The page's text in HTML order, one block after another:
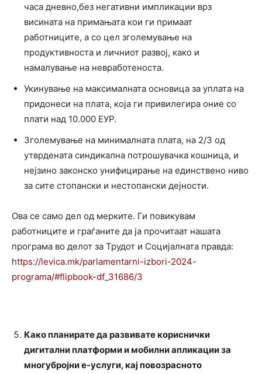
часа дневно,без негативни импликации врз
висината на примањата кои ги примаат
работниците, а со цел зголемување на
продуктивноста и личниот развој, како и
намалување на невработеноста.
Укинување на максималната основица за уплата на
придонеси на плата, која ги привилегира оние со
плати над 10.000 ЕУР.
Зголемување на минималната плата, на 2/3 од
утврдената синдикална потрошувачка кошница, и
нејзино законско унифицирање на единствено ниво
за сите стопански и нестопански дејности.
Oва се само дел од мерките. Ги повикувам
работниците и граѓаните да ја прочитаат нашата
програма во делот за Трудот и Социјалната правда:
https://levica.mk/parlamentarni-izbori-2024-
programa/#flipbook-df_31686/3
Како планирате да развивате кориснички
дигитални платформи и мобилни апликации за
многубројни е-услуги, кај повозрасното